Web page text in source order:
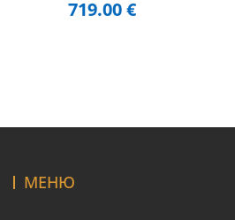
719.00€
МЕНЮ